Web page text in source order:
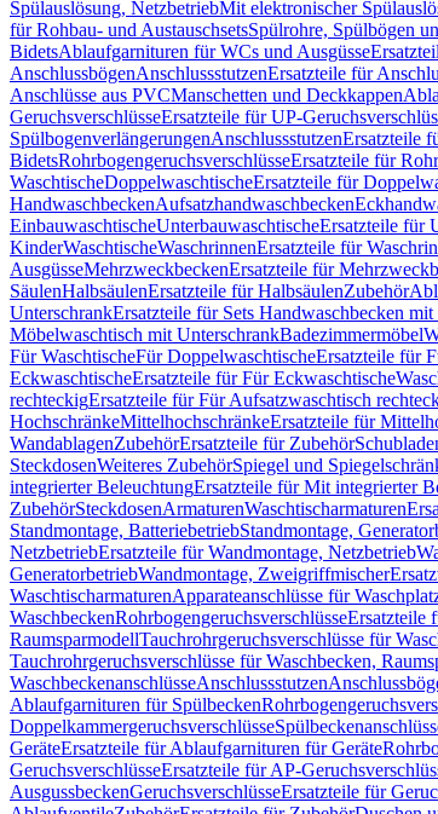
Spülauslösung, NetzbetriebMit elektronischer
für Rohbau- und AustauschsetsSpülrohre, Spülbögen
BidetsAblaufgarnituren für WCs und Ausgüsse
AnschlussbögenAnschlussstutzenErsatzteile für
Anschlüsse aus PVCManschetten und Deckkappen
GeruchsverschlüsseErsatzteile für UP-
SpülbogenverlängerungenAnschlussstutzenErsatzteile
BidetsRohrbogengeruchsverschlüsseErsatzteile für
WaschtischeDoppelwaschtischeErsatzteile für
HandwaschbeckenAufsatzhandwaschbecken
EinbauwaschtischeUnterbauwaschtischeErsatzteile für
KinderWaschtischeWaschrinnenErsatzteile für
AusgüsseMehrzweckbeckenErsatzteile für
SäulenHalbsäulenErsatzteile für HalbsäulenZubehör
UnterschrankErsatzteile für Sets Handwaschbecken
Möbelwaschtisch mit UnterschrankBadezimmermöbel
Für WaschtischeFür DoppelwaschtischeErsatzteile für
EckwaschtischeErsatzteile für Für Eckwaschtische
rechteckigErsatzteile für Für Aufsatzwaschtisch
HochschränkeMittelhochschränkeErsatzteile für
WandablagenZubehörErsatzteile für Zubehör
SteckdosenWeiteres ZubehörSpiegel und
integrierter BeleuchtungErsatzteile für Mit integrierter
ZubehörSteckdosenArmaturenWaschtischarmaturen
Standmontage, BatteriebetriebStandmontage,
NetzbetriebErsatzteile für Wandmontage, Netzbetrieb
GeneratorbetriebWandmontage, Zweigriffmischer
WaschtischarmaturenApparateanschlüsse für
WaschbeckenRohrbogengeruchsverschlüsseErsatzteile
RaumsparmodellTauchrohrgeruchsverschlüsse für
Tauchrohrgeruchsverschlüsse für Waschbecken,
WaschbeckenanschlüsseAnschlussstutzen
Ablaufgarnituren für Spülbecken
Doppelkammergeruchsverschlüsse
GeräteErsatzteile für Ablaufgarnituren für Geräte
GeruchsverschlüsseErsatzteile für AP-
AusgussbeckenGeruchsverschlüsseErsatzteile für